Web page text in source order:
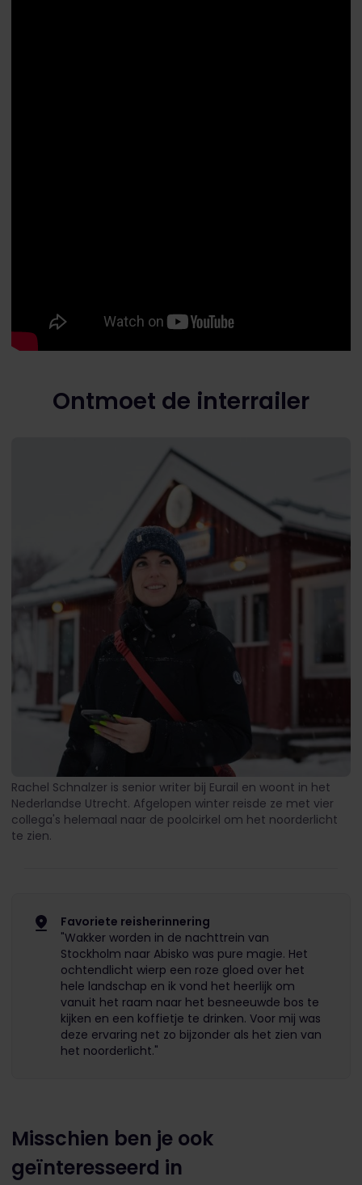
Ontmoet de interrailer
Rachel Schnalzer is senior writer bij Eurail en woont in het
Nederlandse Utrecht. Afgelopen winter reisde ze met vier
collega's helemaal naar de poolcirkel om het noorderlicht
te zien.
Favoriete reisherinnering
"Wakker worden in de nachttrein van
Stockholm naar Abisko was pure magie. Het
ochtendlicht wierp een roze gloed over het
hele landschap en ik vond het heerlijk om
vanuit het raam naar het besneeuwde bos te
kijken en een koffietje te drinken. Voor mij was
deze ervaring net zo bijzonder als het zien van
het noorderlicht."
Misschien ben je ook
geïnteresseerd in